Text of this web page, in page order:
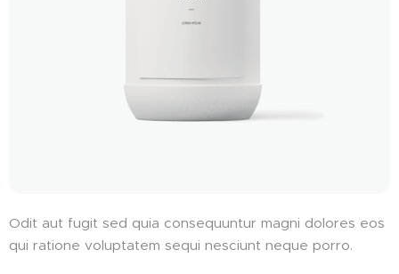
Odit aut fugit sed quia consequuntur magni dolores eos
qui ratione voluptatem sequi nesciunt neque porro.